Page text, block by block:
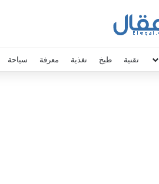
تقنية طبخ تغذية معرفة سياحة